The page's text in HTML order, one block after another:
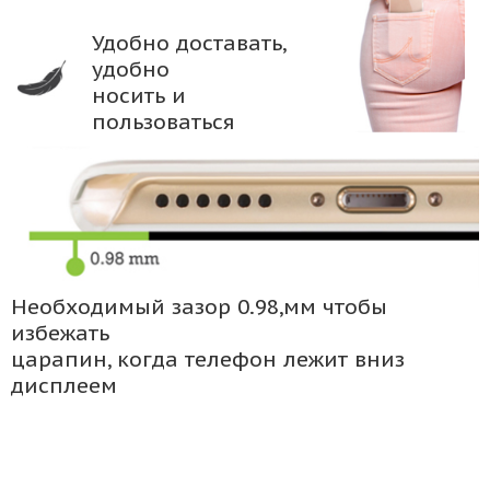
Удобно доставать,
удобно
носить и
пользоваться
Необходимый зазор 0.98,мм чтобы
избежать
царапин, когда телефон лежит вниз
дисплеем